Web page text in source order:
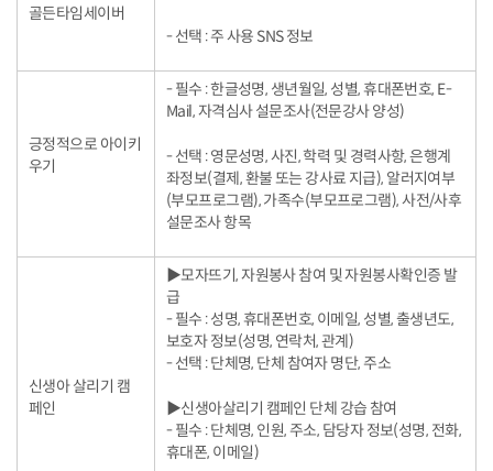
골든타임세이버
- 선택 : 주 사용 SNS 정보
긍정적으로 아이키
우기
- 필수 : 한글성명, 생년월일, 성별, 휴대폰번호, E-
Mail, 자격심사 설문조사(전문강사 양성)
- 선택 : 영문성명, 사진, 학력 및 경력사항, 은행계
좌정보(결제, 환불 또는 강사료 지급), 알러지여부
(부모프로그램), 가족수(부모프로그램), 사전/사후
설문조사 항목
신생아 살리기 캠
페인
▶모자뜨기, 자원봉사 참여 및 자원봉사확인증 발
급
- 필수 : 성명, 휴대폰번호, 이메일, 성별, 출생년도,
보호자 정보(성명, 연락처, 관계)
- 선택 : 단체명, 단체 참여자 명단, 주소
▶신생아살리기 캠페인 단체 강습 참여
- 필수 : 단체명, 인원, 주소, 담당자 정보(성명, 전화,
휴대폰, 이메일)